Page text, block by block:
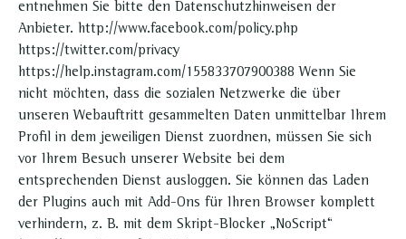
entnehmen Sie bitte den Datenschutzhinweisen der
Anbieter. http://www.facebook.com/policy.php
https://twitter.com/privacy
https://help.instagram.com/155833707900388 Wenn Sie
nicht möchten, dass die sozialen Netzwerke die über
unseren Webauftritt gesammelten Daten unmittelbar Ihrem
Profil in dem jeweiligen Dienst zuordnen, müssen Sie sich
vor Ihrem Besuch unserer Website bei dem
entsprechenden Dienst ausloggen. Sie können das Laden
der Plugins auch mit Add-Ons für Ihren Browser komplett
verhindern, z. B. mit dem Skript-Blocker „NoScript“